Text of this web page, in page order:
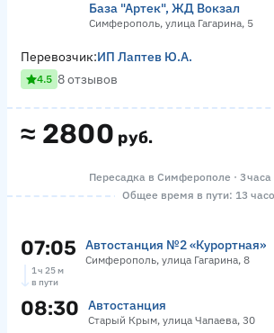
База "Артек", ЖД Вокзал
Симферополь, улица Гагарина, 5
≈ 2800 руб.
Перевозчик:ИП Лаптев Ю.А.
4.5 8 отзывов
Пересадка в Симферополе · 3 часа
Общее время в пути: 13
07:05 Автостанция №2 «Курортная»
Симферополь, улица Гагарина, 8
1 ч 25 м
в пути
08:30 Автостанция
Старый Крым, улица Чапаева, 30